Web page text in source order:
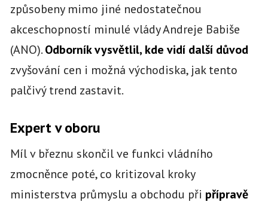
způsobeny mimo jiné nedostatečnou
akceschopností minulé vlády Andreje Babiše
(ANO).Odborník vysvětlil, kde vidí další důvod
zvyšování cen i možná východiska, jak tento
palčivý trend zastavit.
Expert v oboru
Míl v březnu skončil ve funkci vládního
zmocněnce poté, co kritizoval kroky
ministerstva průmyslu a obchodu při přípravě